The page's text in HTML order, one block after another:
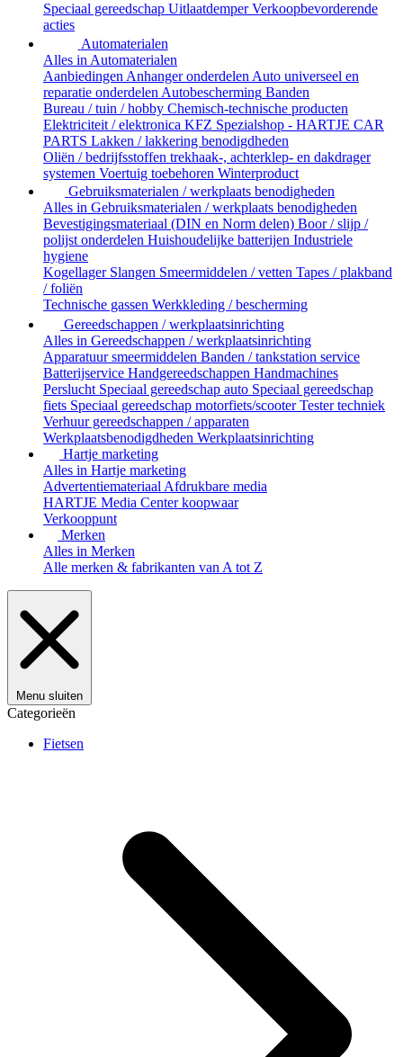
Speciaal gereedschap Uitlaatdemper Verkoopbevorderende
acties
Automaterialen
Alles in Automaterialen
Aanbiedingen Anhanger onderdelen Auto universeel en
reparatie onderdelen Autobescherming Banden
Bureau / tuin / hobby Chemisch-technische producten
Elektriciteit / elektronica KFZ Spezialshop - HARTJE CAR
PARTS Lakken / lakkering benodigdheden
Oliën / bedrijfsstoffen trekhaak-, achterklep- en dakdrager
systemen Voertuig toebehoren Winterproduct
Gebruiksmaterialen / werkplaats benodigheden
Alles in Gebruiksmaterialen / werkplaats benodigheden
Bevestigingsmateriaal (DIN en Norm delen) Boor / slijp /
polijst onderdelen Huishoudelijke batterijen Industriele
hygiene
Kogellager Slangen Smeermiddelen / vetten Tapes / plakband
/ foliën
Technische gassen Werkkleding / bescherming
Gereedschappen / werkplaatsinrichting
Alles in Gereedschappen / werkplaatsinrichting
Apparatuur smeermiddelen Banden / tankstation service
Batterijservice Handgereedschappen Handmachines
Perslucht Speciaal gereedschap auto Speciaal gereedschap
fiets Speciaal gereedschap motorfiets/scooter Tester techniek
Verhuur gereedschappen / apparaten
Werkplaatsbenodigdheden Werkplaatsinrichting
Hartje marketing
Alles in Hartje marketing
Advertentiemateriaal Afdrukbare media
HARTJE Media Center koopwaar
Verkooppunt
Merken
Alles in Merken
Alle merken & fabrikanten van A tot Z
Menu sluiten
Categorieën
Fietsen